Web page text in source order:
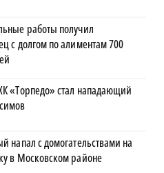
работы получил
с долгом по алиментам 700
«Торпедо» стал нападающий
напал с домогательствами на
в Московском районе